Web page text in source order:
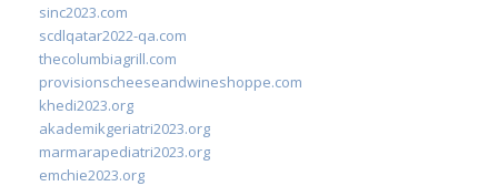
sinc2023.com
scdlqatar2022-qa.com
thecolumbiagrill.com
provisionscheeseandwineshoppe.com
khedi2023.org
akademikgeriatri2023.org
marmarapediatri2023.org
emchie2023.org